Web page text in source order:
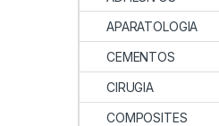
APARATOLOGIA
CEMENTOS
CIRUGIA
COMPOSITES